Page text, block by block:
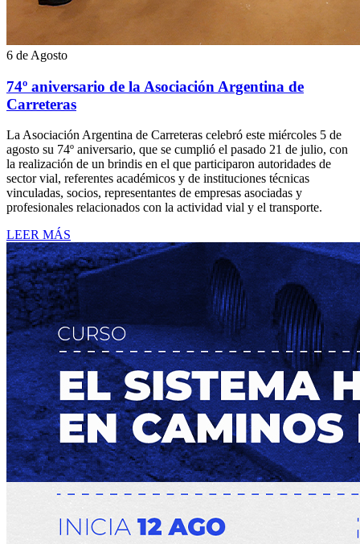
6 de Agosto
74º aniversario de la Asociación Argentina de
Carreteras
La Asociación Argentina de Carreteras celebró este miércoles 5 de
agosto su 74º aniversario, que se cumplió el pasado 21 de julio, con
la realización de un brindis en el que participaron autoridades de
sector vial, referentes académicos y de instituciones técnicas
vinculadas, socios, representantes de empresas asociadas y
profesionales relacionados con la actividad vial y el transporte.
LEER MÁS